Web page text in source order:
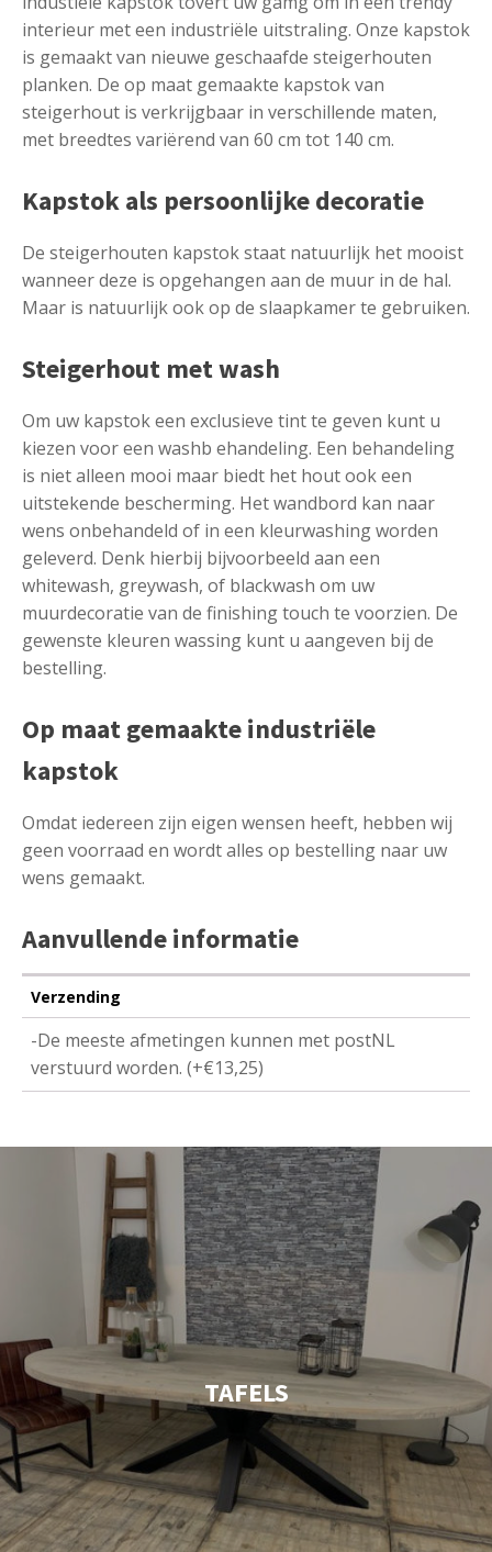
interieur met een industriële uitstraling. Onze kapstok
is gemaakt van nieuwe geschaafde steigerhouten
planken. De op maat gemaakte kapstok van
steigerhout is verkrijgbaar in verschillende maten,
met breedtes variërend van 60 cm tot 140 cm.
Kapstok als persoonlijke decoratie
De steigerhouten kapstok staat natuurlijk het mooist
wanneer deze is opgehangen aan de muur in de hal.
Maar is natuurlijk ook op de slaapkamer te gebruiken.
Steigerhout met wash
Om uw kapstok een exclusieve tint te geven kunt u
kiezen voor een washb ehandeling. Een behandeling
is niet alleen mooi maar biedt het hout ook een
uitstekende bescherming. Het wandbord kan naar
wens onbehandeld of in een kleurwashing worden
geleverd. Denk hierbij bijvoorbeeld aan een
whitewash, greywash, of blackwash om uw
muurdecoratie van de finishing touch te voorzien. De
gewenste kleuren wassing kunt u aangeven bij de
bestelling.
Op maat gemaakte industriële
kapstok
Omdat iedereen zijn eigen wensen heeft, hebben wij
geen voorraad en wordt alles op bestelling naar uw
wens gemaakt.
Aanvullende informatie
Verzending
-De meeste afmetingen kunnen met postNL
verstuurd worden. (+€13,25)
TAFELS